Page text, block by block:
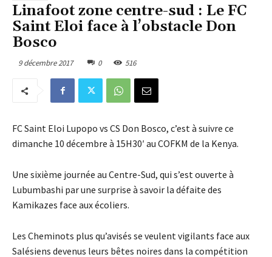
Linafoot zone centre-sud : Le FC
Saint Eloi face à l’obstacle Don
Bosco
9 décembre 2017 0 516
FC Saint Eloi Lupopo vs CS Don Bosco, c’est à suivre ce
dimanche 10 décembre à 15H30′ au COFKM de la Kenya.
Une sixième journée au Centre-Sud, qui s’est ouverte à
Lubumbashi par une surprise à savoir la défaite des
Kamikazes face aux écoliers.
Les Cheminots plus qu’avisés se veulent vigilants face aux
Salésiens devenus leurs bêtes noires dans la compétition